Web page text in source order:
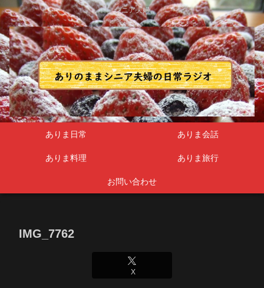
シニア夫婦
ありま日常 ありま会話
ありま料理 ありま旅行
お問い合わせ
IMG_7762
X